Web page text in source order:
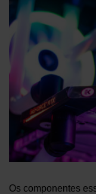
Os componentes